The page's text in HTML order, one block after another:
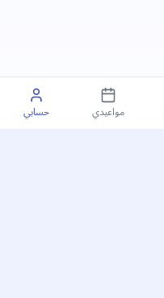
مواعيدي حسابي